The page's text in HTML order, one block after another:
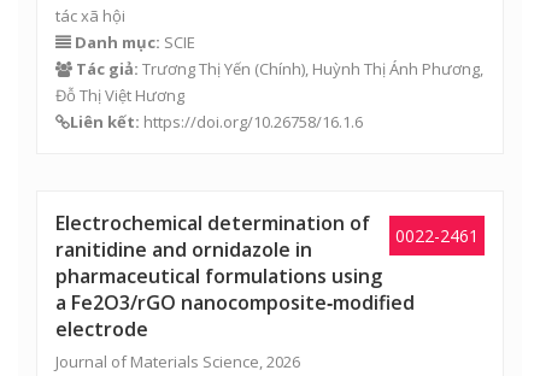
tác xã hội
Danh mục: SCIE
Tác giả: Trương Thị Yến (Chính), Huỳnh Thị Ánh Phương
Đỗ Thị Việt Hương
Liên kết: https://doi.org/10.26758/16.1.6
0022-2461
Electrochemical determination of
ranitidine and ornidazole in
pharmaceutical formulations using
a Fe2O3/rGO nanocomposite‑modified
electrode
Journal of Materials Science, 2026